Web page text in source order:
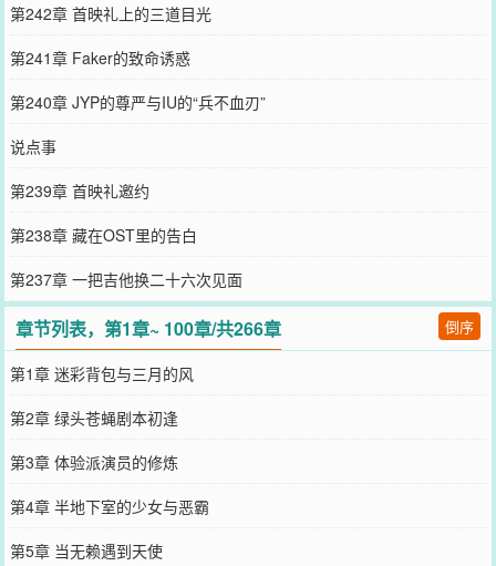
第242章 首映礼上的三道目光
第241章 Faker的致命诱惑
第240章 JYP的尊严与IU的“兵不血刃”
说点事
第239章 首映礼邀约
第238章 藏在OST里的告白
第237章 一把吉他换二十六次见面
章节列表，第1章~ 100章/共266章 倒序
第1章 迷彩背包与三月的风
第2章 绿头苍蝇剧本初逢
第3章 体验派演员的修炼
第4章 半地下室的少女与恶霸
第5章 当无赖遇到天使